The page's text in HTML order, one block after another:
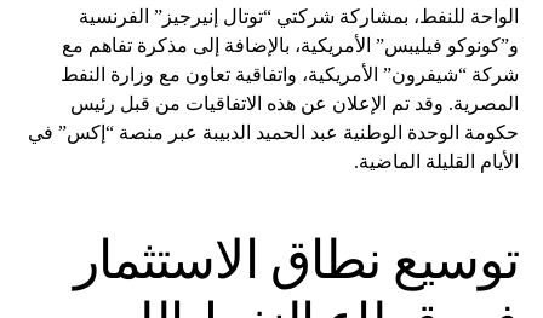
الواحة للنفط، بمشاركة شركتي “توتال إنيرجيز” الفرنسية
و”كونوكو فيليبس” الأمريكية، بالإضافة إلى مذكرة تفاهم مع
شركة “شيفرون” الأمريكية، واتفاقية تعاون مع وزارة النفط
المصرية. وقد تم الإعلان عن هذه الاتفاقيات من قبل رئيس
حكومة الوحدة الوطنية عبد الحميد الدبيبة عبر منصة “إكس” في
الأيام القليلة الماضية.
توسيع نطاق الاستثمار